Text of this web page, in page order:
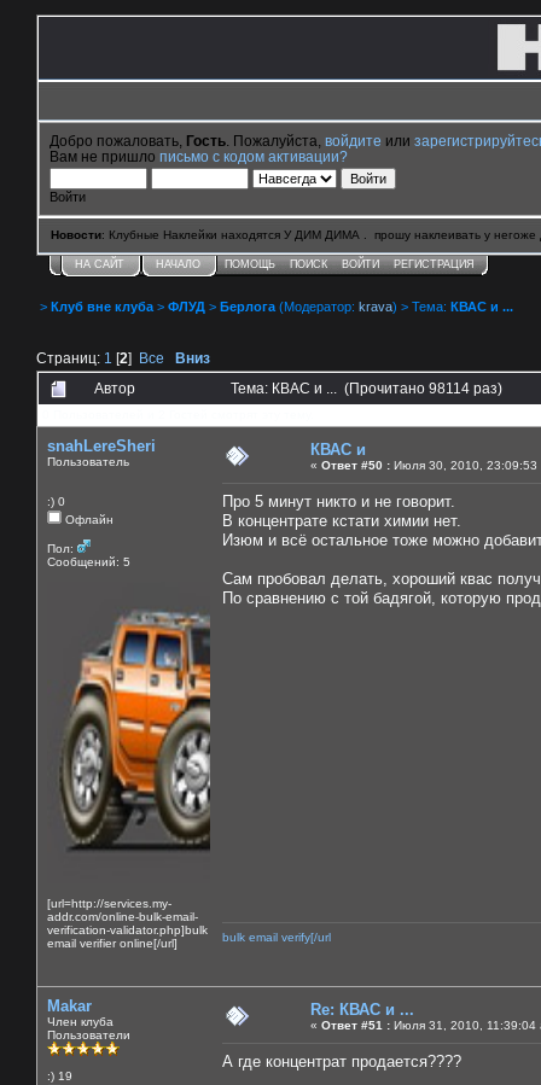
Добро пожаловать, Гость . Пожалуйста, войдите или
Вам не пришло письмо с кодом активации?
Войти
Новости: Клубные Наклейки находятся У ДИМ ДИМА . прошу наклеивать у негоже
НА САЙТ НАЧАЛО ПОМОЩЬ ПОИСК ВОЙТИ РЕГИСТРАЦИЯ
> Клуб вне клуба > ФЛУД > Берлога (Модератор: krava) > Тема: КВАС и ...
Страниц: 1 [2] Все
Вниз
Автор
Тема: КВАС и ... (Прочитано 98114 раз)
snahLereSheri
Пользователь
:) 0
Офлайн
Пол:
Сообщений: 5
[url=http://services.my-
addr.com/online-bulk-email-
verification-validator.php]bulk
email verifier online[/url]
КВАС и
« Ответ #50 : Июля 30, 2010, 23:09:53
Про 5 минут никто и не говорит.
В концентрате кстати химии нет.
Изюм и всё остальное тоже можно
Сам пробовал делать, хороший квас
По сравнению с той бадягой, которую
bulk email verify[/url
Makar
Член клуба
Пользователи
:) 19
Re: КВАС и ...
« Ответ #51 : Июля 31, 2010, 11:39:04
А где концентрат продается????